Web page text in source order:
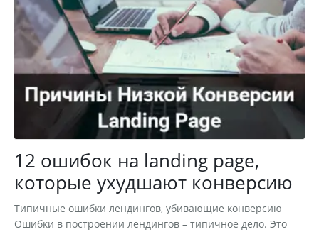
12 ошибок на landing page,
которые ухудшают конверсию
Типичные ошибки лендингов, убивающие конверсию
Ошибки в построении лендингов – типичное дело. Это